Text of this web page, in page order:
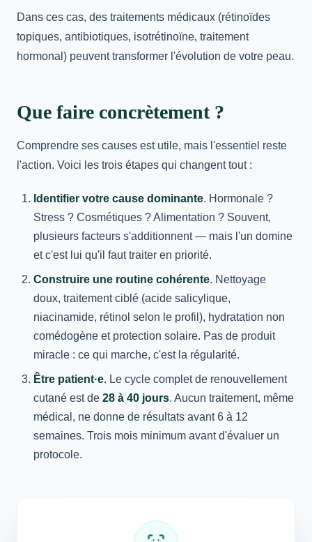
Dans ces cas, des traitements médicaux (rétinoïdes
topiques, antibiotiques, isotrétinoïne, traitement
hormonal) peuvent transformer l'évolution de votre peau.
Que faire concrètement ?
Comprendre ses causes est utile, mais l'essentiel reste
l'action. Voici les trois étapes qui changent tout :
Identifier votre cause dominante. Hormonale ?
Stress ? Cosmétiques ? Alimentation ? Souvent,
plusieurs facteurs s'additionnent — mais l'un domine
et c'est lui qu'il faut traiter en priorité.
Construire une routine cohérente. Nettoyage
doux, traitement ciblé (acide salicylique,
niacinamide, rétinol selon le profil), hydratation non
comédogène et protection solaire. Pas de produit
miracle : ce qui marche, c'est la régularité.
Être patient·e. Le cycle complet de renouvellement
cutané est de 28 à 40 jours. Aucun traitement, même
médical, ne donne de résultats avant 6 à 12
semaines. Trois mois minimum avant d'évaluer un
protocole.